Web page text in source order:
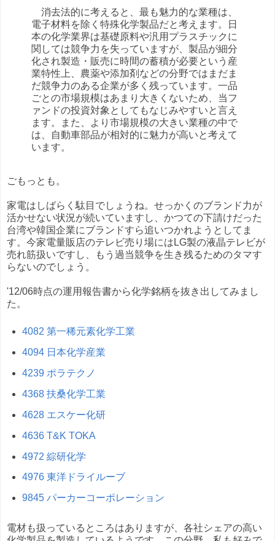
消去法的に考えると、最も魅力的な業種は、
電子材料を除く特殊化学製品だと考えます。日
本の化学業界は基礎原料や汎用プラスチックに
関しては競争力を失っていますが、製品が細分
化され製造・販売に時間の蓄積が必要という産
業特性上、農薬や添加剤などの分野ではまだま
だ競争力のある企業が多く残っています。一品
ごとの市場規模はあまり大きくないため、当フ
ァンドの投資対象としてもなじみやすいと言え
ます。また、より市場規模の大きい業種の中で
は、自動車部品が相対的に魅力が高いと考えて
います。
ごもっとも。
家電はしばらく駄目でしょうね。せっかくのブランド力が
活かせない状況が続いていますし、かつての下請けだった
台湾や韓国企業にブランドすら追いつかれようとしてま
す。今家電量販店のテレビ売り場にはLG製の液晶テレビが
売れ筋扱いですし、もう過当競争を生き残るためのタマす
らないのでしょう。
'12/06時点の運用報告書から化学銘柄を抜き出してみまし
た。
4082 第一稀元素化学工業
4094 日本化学産業
4239 ポラテクノ
4368 扶桑化学工業
4628 エスケー化研
4636 T&K TOKA
4972 綜研化学
4976 東洋ドライルーブ
9845 パーカーコーポレーション
電材も扱っているところはありますが、各社シェアの高い